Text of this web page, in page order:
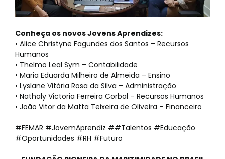
Conheça os novos Jovens Aprendizes:
• Alice Christyne Fagundes dos Santos – Recursos
Humanos
• Thelmo Leal Sym – Contabilidade
• Maria Eduarda Milheiro de Almeida – Ensino
• Lyslane Vitória Rosa da Silva – Administração
• Nathaly Victoria Ferreira Corbal – Recursos Humanos
• João Vitor da Matta Teixeira de Oliveira – Financeiro
#FEMAR #JovemAprendiz ##Talentos #Educação
#Oportunidades #RH #Futuro